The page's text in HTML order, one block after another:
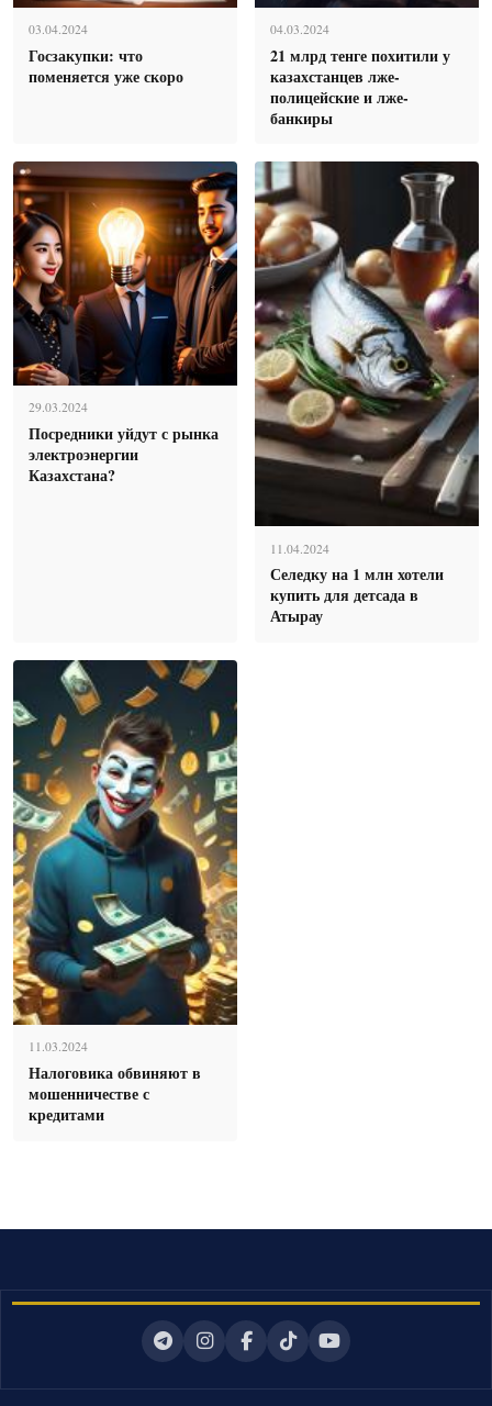
03.04.2024
Госзакупки: что
поменяется уже скоро
04.03.2024
21 млрд тенге похитили у
казахстанцев лже-
полицейские и лже-
банкиры
29.03.2024
Посредники уйдут с рынка
электроэнергии
Казахстана?
11.04.2024
Селедку на 1 млн хотели
купить для детсада в
Атырау
11.03.2024
Налоговика обвиняют в
мошенничестве с
кредитами